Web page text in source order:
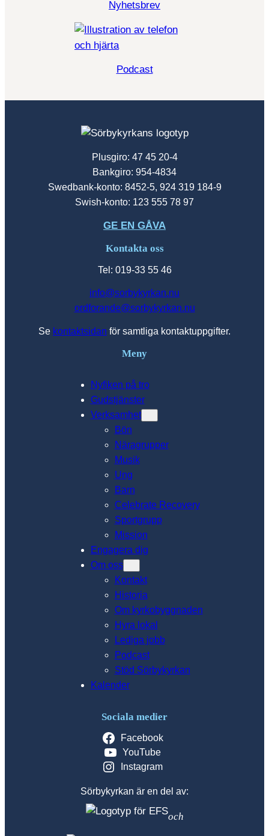
Nyhetsbrev
Podcast
Plusgiro: 47 45 20-4
Bankgiro: 954-4834
Swedbank-konto: 8452-5, 924 319 184-9
Swish-konto: 123 555 78 97
GE EN GÅVA
Kontakta oss
Tel: 019-33 55 46
info@sorbykyrkan.nu
ordforande@sorbykyrkan.nu
Se kontaktsidan för samtliga kontaktuppgifter.
Meny
Nyfiken på tro
Gudstjänster
Verksamhet
Bön
Näragrupper
Musik
Ung
Barn
Celebrate Recovery
Sportgrupp
Mission
Engagera dig
Om oss
Kontakt
Historia
Om kyrkobyggnaden
Hyra lokal
Lediga jobb
Podcast
Stöd Sörbykyrkan
Kalender
Sociala medier
Facebook
YouTube
Instagram
Sörbykyrkan är en del av:
och